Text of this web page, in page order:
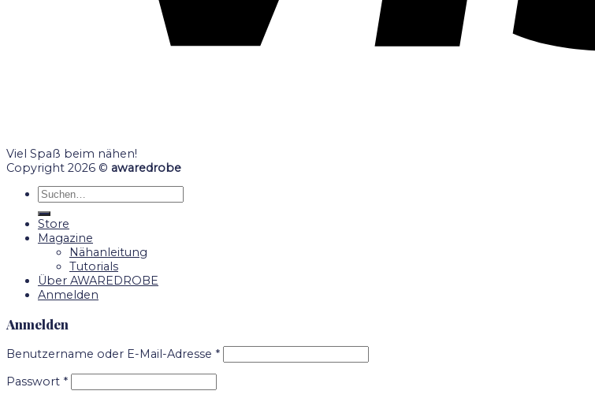
Viel Spaß beim nähen!
Copyright 2026 © awaredrobe
Suche
nach:
Store
Magazine
Nähanleitung
Tutorials
Über AWAREDROBE
Anmelden
Anmelden
Benutzername oder E-Mail-Adresse *
Passwort *